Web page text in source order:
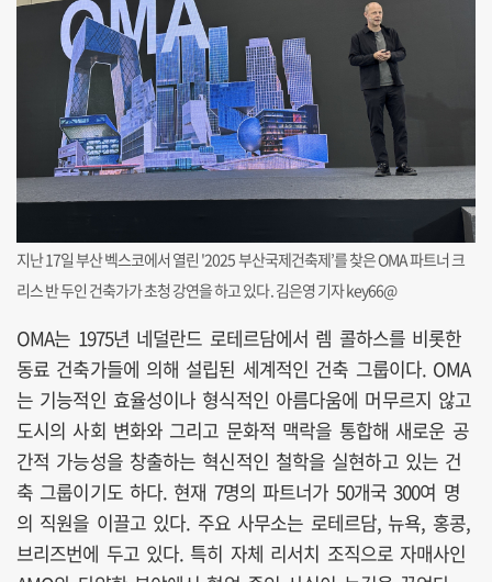
지난 17일 부산 벡스코에서 열린 '2025 부산국제건축제’를 찾은 OMA 파트너 크
리스 반 두인 건축가가 초청 강연을 하고 있다. 김은영 기자 key66@
OMA는 1975년 네덜란드 로테르담에서 렘 콜하스를 비롯한
동료 건축가들에 의해 설립된 세계적인 건축 그룹이다. OMA
는 기능적인 효율성이나 형식적인 아름다움에 머무르지 않고
도시의 사회 변화와 그리고 문화적 맥락을 통합해 새로운 공
간적 가능성을 창출하는 혁신적인 철학을 실현하고 있는 건
축 그룹이기도 하다. 현재 7명의 파트너가 50개국 300여 명
의 직원을 이끌고 있다. 주요 사무소는 로테르담, 뉴욕, 홍콩,
브리즈번에 두고 있다. 특히 자체 리서치 조직으로 자매사인